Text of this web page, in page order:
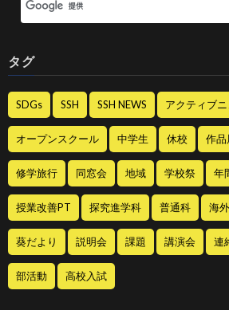
タグ
SDGs SSH SSH NEWS アクティブ
オープンスクール 中学生 休校 作品
修学旅行 同窓会 地域 学校祭 年
授業改善PT 探究進学科 普通科 海
葵だより 説明会 課題 講演会 連
部活動 高校入試